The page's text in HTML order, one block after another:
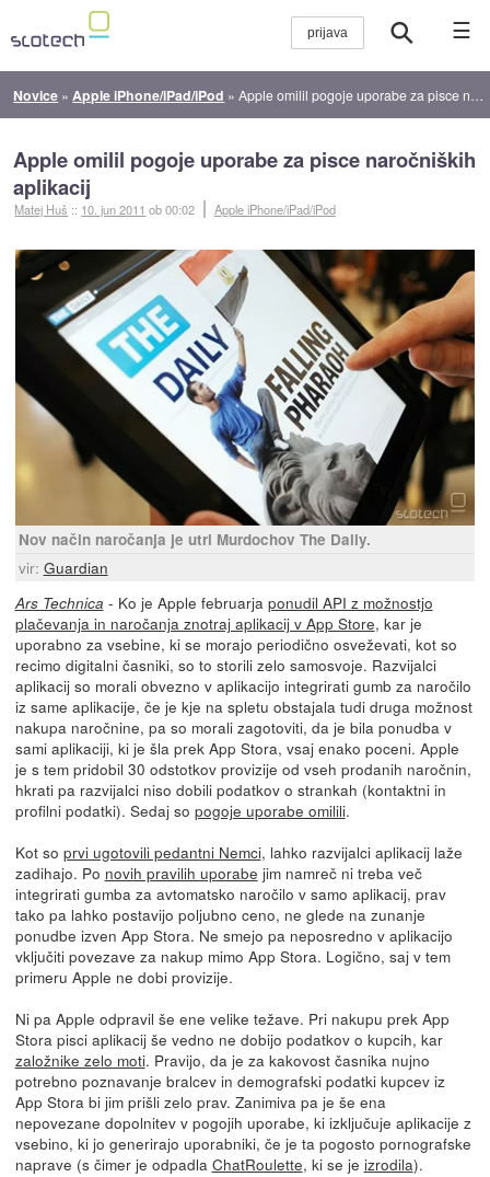
☰
Novice » Apple iPhone/iPad/iPod »Apple omilil pogoje uporabe za pisce naročniških aplikacij
Apple omilil pogoje uporabe za pisce naročniških
aplikacij
Matej Huš :: 10. jun 2011 ob 00:02 Apple iPhone/iPad/iPod
Nov način naročanja je utrl Murdochov The Daily.
vir: Guardian
Ars Technica - Ko je Apple februarja ponudil API z možnostjo
plačevanja in naročanja znotraj aplikacij v App Store, kar je
uporabno za vsebine, ki se morajo periodično osveževati, kot so
recimo digitalni časniki, so to storili zelo samosvoje. Razvijalci
aplikacij so morali obvezno v aplikacijo integrirati gumb za naročilo
iz same aplikacije, če je kje na spletu obstajala tudi druga možnost
nakupa naročnine, pa so morali zagotoviti, da je bila ponudba v
sami aplikaciji, ki je šla prek App Stora, vsaj enako poceni. Apple
je s tem pridobil 30 odstotkov provizije od vseh prodanih naročnin,
hkrati pa razvijalci niso dobili podatkov o strankah (kontaktni in
profilni podatki). Sedaj so pogoje uporabe omilili.
Kot so prvi ugotovili pedantni Nemci, lahko razvijalci aplikacij laže
zadihajo. Po novih pravilih uporabe jim namreč ni treba več
integrirati gumba za avtomatsko naročilo v samo aplikacij, prav
tako pa lahko postavijo poljubno ceno, ne glede na zunanje
ponudbe izven App Stora. Ne smejo pa neposredno v aplikacijo
vključiti povezave za nakup mimo App Stora. Logično, saj v tem
primeru Apple ne dobi provizije.
Ni pa Apple odpravil še ene velike težave. Pri nakupu prek App
Stora pisci aplikacij še vedno ne dobijo podatkov o kupcih, kar
založnike zelo moti. Pravijo, da je za kakovost časnika nujno
potrebno poznavanje bralcev in demografski podatki kupcev iz
App Stora bi jim prišli zelo prav. Zanimiva pa je še ena
nepovezane dopolnitev v pogojih uporabe, ki izključuje aplikacije z
vsebino, ki jo generirajo uporabniki, če je ta pogosto pornografske
naprave (s čimer je odpadla ChatRoulette, ki se je izrodila).